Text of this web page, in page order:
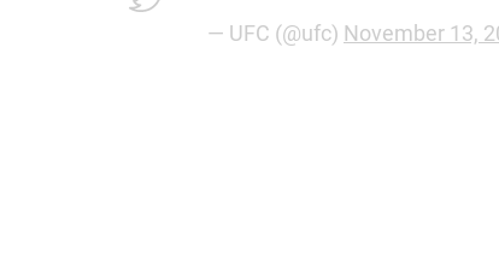
— UFC (@ufc) November 13,